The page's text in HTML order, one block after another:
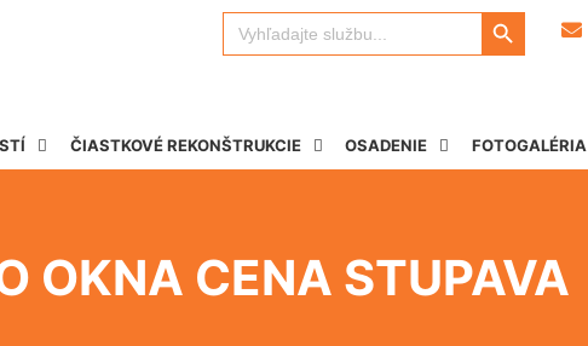
Search
for:
Search Button
ČIASTKOVÉ REKONŠTRUKCIE OSADENIE FOTOGALÉRIA
OKNA CENA STUPAVA